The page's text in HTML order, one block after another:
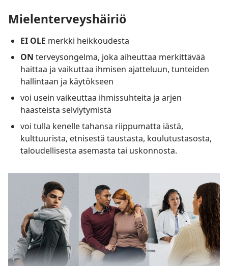
Mielenterveyshäiriö
EI OLE merkki heikkoudesta
ON terveysongelma, joka aiheuttaa merkittävää
haittaa ja vaikuttaa ihmisen ajatteluun, tunteiden
hallintaan ja käytökseen
voi usein vaikeuttaa ihmissuhteita ja arjen
haasteista selviytymistä
voi tulla kenelle tahansa riippumatta iästä,
kulttuurista, etnisestä taustasta, koulutustasosta,
taloudellisesta asemasta tai uskonnosta.